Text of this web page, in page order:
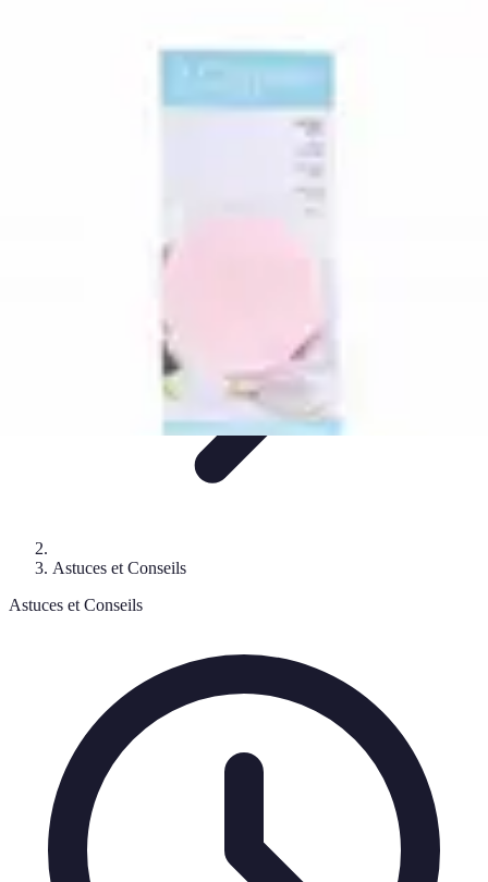
Conseils et astuces
Astuces et Conseils
Astuces et Conseils